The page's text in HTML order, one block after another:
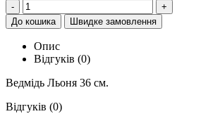
-
+
До кошика
Швидке замовлення
Опис
Відгуків (0)
Ведмідь Льоня 36 см.
Відгуків (0)